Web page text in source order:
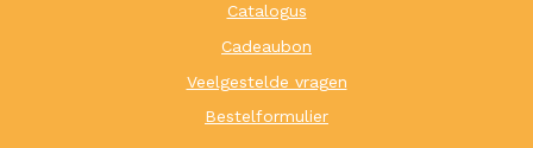
Catalogus
Cadeaubon
Veelgestelde vragen
Bestelformulier